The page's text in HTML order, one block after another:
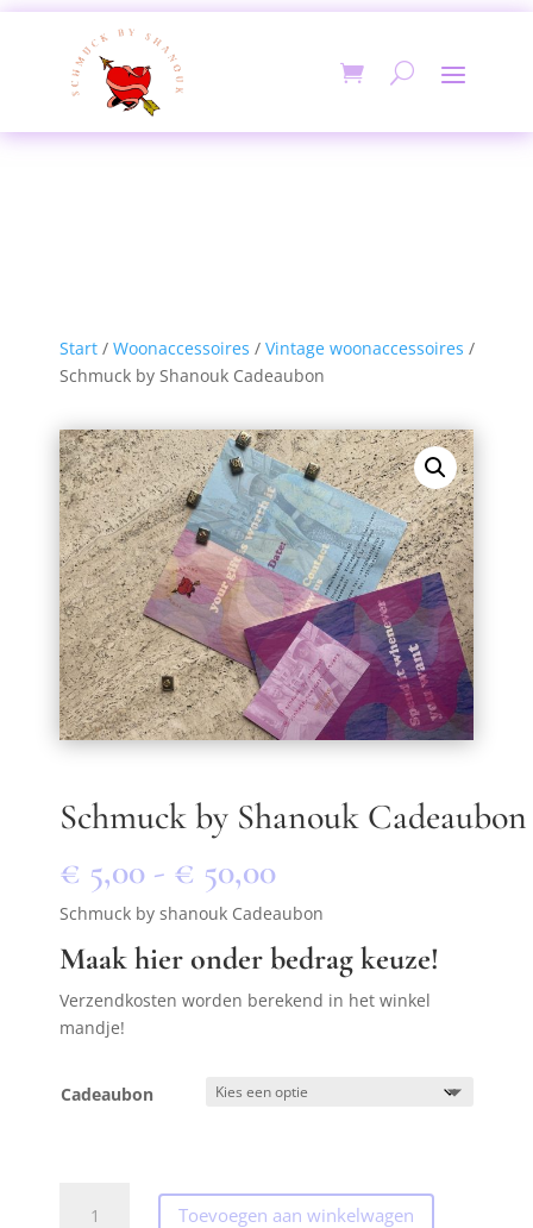
Start / Woonaccessoires / Vintage woonaccessoires /
Schmuck by Shanouk Cadeaubon
Schmuck by Shanouk Cadeaubon
€ 5,00 - € 50,00Prijsklasse:
€ 5,00
tot
€ 50,00
Schmuck by shanouk Cadeaubon
Maak hier onder bedrag keuze!
Verzendkosten worden berekend in het winkel
mandje!
Cadeaubon
Toevoegen aan winkelwagen